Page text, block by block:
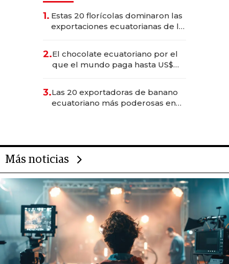
1. Estas 20 florícolas dominaron las
exportaciones ecuatorianas de la
2.El chocolate ecuatoriano por el
que el mundo paga hasta US$
3.Las 20 exportadoras de banano
ecuatoriano más poderosas en
Más noticias